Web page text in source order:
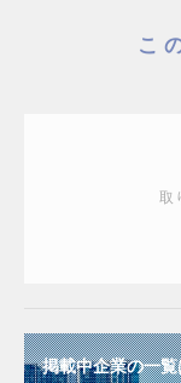
こ
取
掲載中企業の一